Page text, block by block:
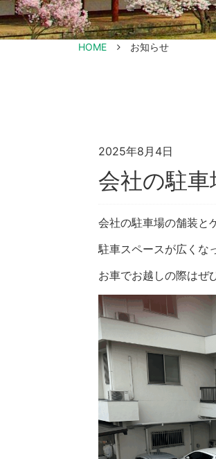
HOME お知らせ
2025年8月4日
会社の駐
会社の駐車場の舗装と
駐車スペースが広くな
お車でお越しの際はぜ